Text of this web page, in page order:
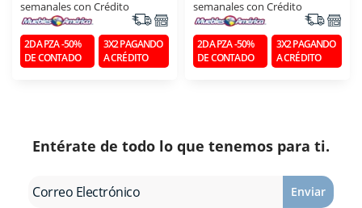
semanales con Crédito
2DA PZA -50%
DE CONTADO
3X2 PAGANDO
A CRÉDITO
semanales con Crédito
2DA PZA -50%
DE CONTADO
3X2 PAGANDO
A CRÉDITO
Entérate de todo lo que tenemos para ti.
Enviar